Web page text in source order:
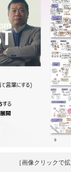
［画像クリックで拡